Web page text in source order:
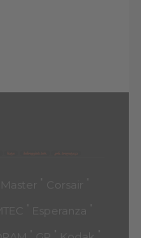
' Corsair '
' Esperanza '